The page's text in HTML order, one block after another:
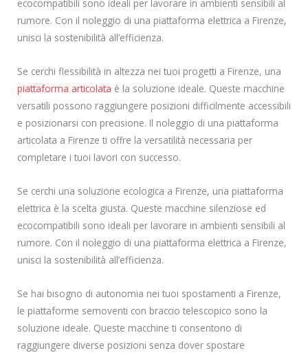
ecocompatibili sono ideali per lavorare in ambienti sensibili al
rumore. Con il noleggio di una piattaforma elettrica a Firenze,
unisci la sostenibilità all’efficienza.
Se cerchi flessibilità in altezza nei tuoi progetti a Firenze, una
piattaforma articolata è la soluzione ideale. Queste macchine
versatili possono raggiungere posizioni difficilmente accessibili
e posizionarsi con precisione. Il noleggio di una piattaforma
articolata a Firenze ti offre la versatilità necessaria per
completare i tuoi lavori con successo.
Se cerchi una soluzione ecologica a Firenze, una piattaforma
elettrica è la scelta giusta. Queste macchine silenziose ed
ecocompatibili sono ideali per lavorare in ambienti sensibili al
rumore. Con il noleggio di una piattaforma elettrica a Firenze,
unisci la sostenibilità all’efficienza.
Se hai bisogno di autonomia nei tuoi spostamenti a Firenze,
le piattaforme semoventi con braccio telescopico sono la
soluzione ideale. Queste macchine ti consentono di
raggiungere diverse posizioni senza dover spostare